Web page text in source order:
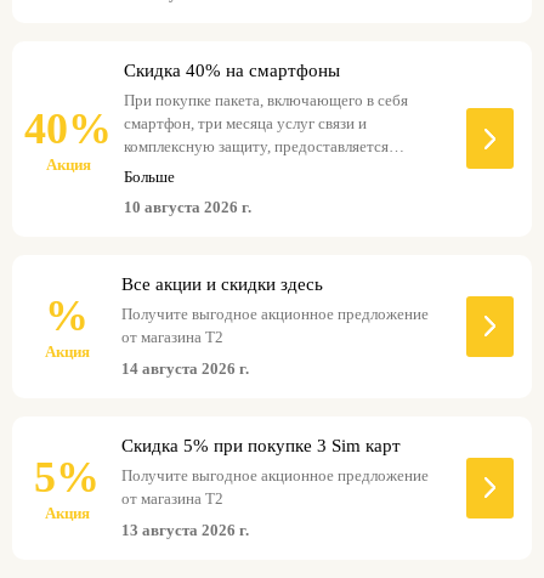
40%
Акция
Скидка 40% на смартфоны
При покупке пакета, включающего в себя
смартфон, три месяца услуг связи и
комплексную защиту, предоставляется
специальная скидка.
Больше
10 августа 2026 г.
%
Акция
Все акции и скидки здесь
Получите выгодное акционное предложение
от магазина Т2
14 августа 2026 г.
5%
Акция
Скидка 5% при покупке 3 Sim карт
Получите выгодное акционное предложение
от магазина Т2
13 августа 2026 г.